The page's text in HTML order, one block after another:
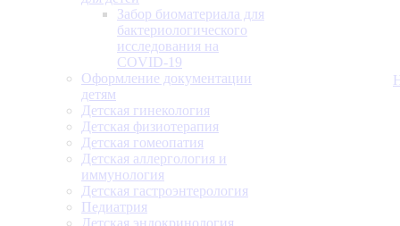
Забор биоматериала для
бактериологического
исследования на
COVID-19
Оформление документации
детям
Детская гинекология
Детская физиотерапия
Детская гомеопатия
Детская аллергология и
иммунология
Детская гастроэнтерология
Педиатрия
Детская эндокринология